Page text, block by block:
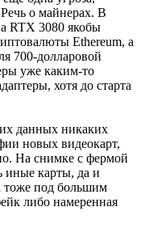
о майнерах. В
RTX 3080 якобы
Ethereum, а
700-долларовой
уже каким-то
хотя до старта
данных никаких
новых видеокарт,
На снимке с фермой
иные карты, да и
тоже под большим
либо намеренная